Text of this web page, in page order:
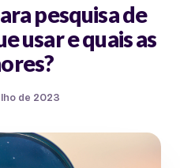
pesquisa de
usar e quais as
de 2023